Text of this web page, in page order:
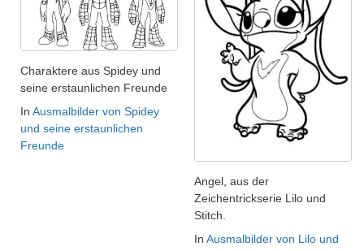
Charaktere aus Spidey und
seine erstaunlichen Freunde
In Ausmalbilder von Spidey
und seine erstaunlichen
Freunde
Angel, aus der
Zeichentrickserie Lilo und
Stitch.
In Ausmalbilder von Lilo und